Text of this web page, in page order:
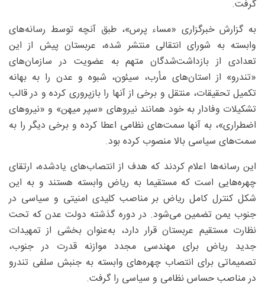
گرفت.
به گزارش خبرگزاری «مساء پرس»، طبق آنچه توسط رسانه‌های
وابسته به شورای انتقالی منتشر شده، عربستان پیش از این
تعدادی از بازداشت‌شدگان متهم به عضویت در سازمان‌های
«تندرو» از استان‌های مأرب، سیئون، شبوه و عدن را به بهانه
تکمیل تحقیقات، منتقل و برخی از آنها را بازپروری کرده و در قالب
تشکیلات وفادار به خود همانند نیروهای «سپر میهن» و «نیروهای
اضطراری»، به آنها سمت‌های نظامی اعطا کرده و برخی دیگر را به
سمت‌های سیاسی بالا منصوب کرده بود.
این رسانه‌ها اعلام کردند که هدف از انتصاب‌های یادشده، ارتقای
چهره‌هایی است که مستقیما به ریاض وابسته هستند و به این
شکل کنترل کامل ریاض بر مناصب کلیدی امنیتی و سیاسی در
جنوب یمن تضمین می‌شود. در دوره گذشته دولت عدن که تحت
نظارت مستقیم عربستان قرار دارد، به‌عنوان بخشی از تمهیدات
جدید ریاض برای مهندسی مجدد موازنه قدرت در جنوب،
تصمیماتی برای انتصاب چهره‌های وابسته به جنبش سلفی تندرو
در مناصب حساس نظامی و سیاسی را گرفت.